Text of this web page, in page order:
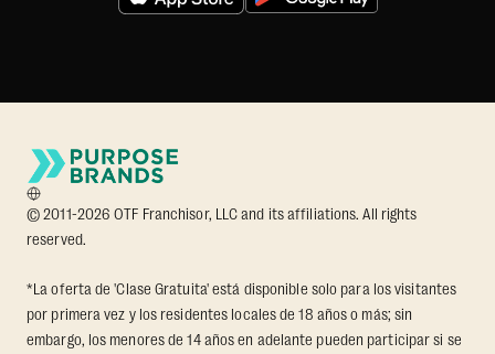
© 2011-2026 OTF Franchisor, LLC and its affiliations. All rights
reserved.
*La oferta de 'Clase Gratuita' está disponible solo para los visitantes
por primera vez y los residentes locales de 18 años o más; sin
embargo, los menores de 14 años en adelante pueden participar si se